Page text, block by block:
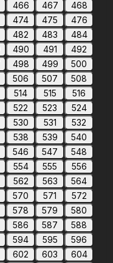
466 467
468
474 475
476
482 483
484
490 491
492
498 499
500
506 507
508
514 515
516
522 523
524
530 531
532
538 539
540
546 547
548
554 555
556
562 563
564
570 571
572
578 579
580
586 587
588
594 595
596
602 603
604